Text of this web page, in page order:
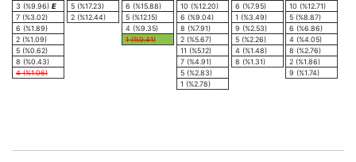
3 (%9.96) E
7 (%3.02)
6 (%1.89)
2 (%1.09)
5 (%0.62)
8 (%0.43)
4 (%1.06)
5 (%17.23)
2 (%12.44)
6 (%15.88)
5 (%12.15)
4 (%9.35)
1 (%0.41)
10 (%12.20)
6 (%9.04)
8 (%7.91)
2 (%5.67)
11 (%5.12)
7 (%4.91)
5 (%2.83)
1 (%2.78)
6 (%7.95)
1 (%3.49)
9 (%2.53)
5 (%2.26)
4 (%1.48)
8 (%1.31)
10 (%12.71)
5 (%8.87)
6 (%6.86)
4 (%4.05)
8 (%2.76)
2 (%1.86)
9 (%1.74)